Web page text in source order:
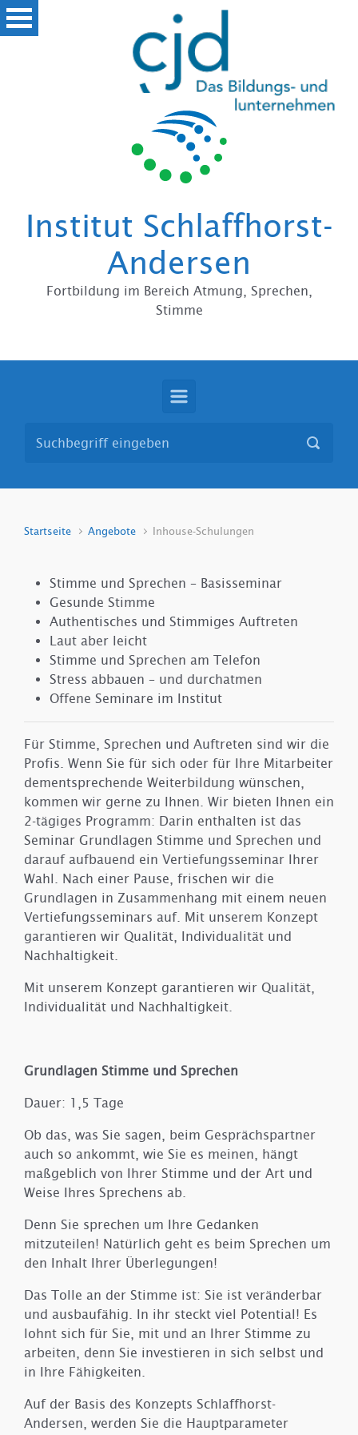
Institut Schlaffhorst-
Andersen
Fortbildung im Bereich Atmung, Sprechen,
Stimme
Startseite Angebote Inhouse-Schulungen
Stimme und Sprechen – Basisseminar
Gesunde Stimme
Authentisches und Stimmiges Auftreten
Laut aber leicht
Stimme und Sprechen am Telefon
Stress abbauen – und durchatmen
Offene Seminare im Institut
Für Stimme, Sprechen und Auftreten sind wir die
Profis. Wenn Sie für sich oder für Ihre Mitarbeiter
dementsprechende Weiterbildung wünschen,
kommen wir gerne zu Ihnen. Wir bieten Ihnen ein
2-tägiges Programm: Darin enthalten ist das
Seminar Grundlagen Stimme und Sprechen und
darauf aufbauend ein Vertiefungsseminar Ihrer
Wahl. Nach einer Pause, frischen wir die
Grundlagen in Zusammenhang mit einem neuen
Vertiefungsseminars auf. Mit unserem Konzept
garantieren wir Qualität, Individualität und
Nachhaltigkeit.
Mit unserem Konzept garantieren wir Qualität,
Individualität und Nachhaltigkeit.
Grundlagen Stimme und Sprechen
Dauer: 1,5 Tage
Ob das, was Sie sagen, beim Gesprächspartner
auch so ankommt, wie Sie es meinen, hängt
maßgeblich von Ihrer Stimme und der Art und
Weise Ihres Sprechens ab.
Denn Sie sprechen um Ihre Gedanken
mitzuteilen! Natürlich geht es beim Sprechen um
den Inhalt Ihrer Überlegungen!
Das Tolle an der Stimme ist: Sie ist veränderbar
und ausbaufähig. In ihr steckt viel Potential! Es
lohnt sich für Sie, mit und an Ihrer Stimme zu
arbeiten, denn Sie investieren in sich selbst und
in Ihre Fähigkeiten.
Auf der Basis des Konzepts Schlaffhorst-
Andersen, werden Sie die Hauptparameter